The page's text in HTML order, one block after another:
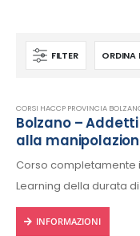
FILTER
CORSI HACCP PROVINCIA
Bolzano – Addetti
alla
Corso completamente
Learning della durata
ore, fruibile 24/24h da
dispositivo connesso a
INFORMAZIONI